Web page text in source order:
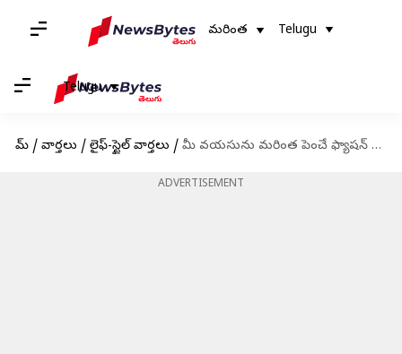
మరింత Telugu
Telugu
హోమ్ / వార్తలు / లైఫ్-స్టైల్ వార్తలు / మీ వయసును మరింత పెంచే ఫ్యాషన్ మిస్టేక్స్ అస్సలు చేయకండి
ADVERTISEMENT